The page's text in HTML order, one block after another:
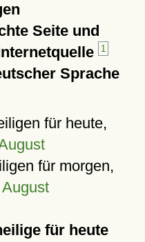
Seite und
1
Sprache
für heute,
für morgen,
für heute